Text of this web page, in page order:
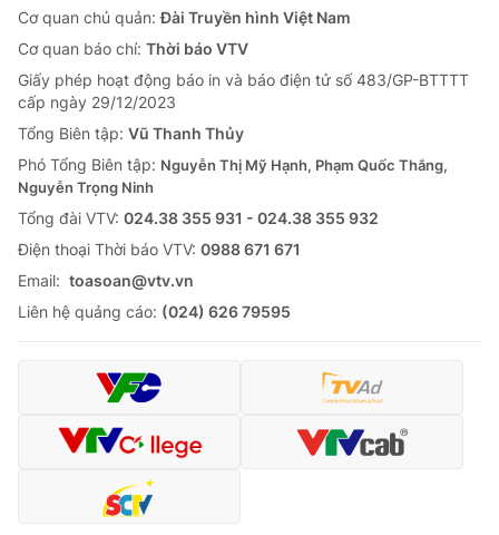
Cơ quan chủ quản:Đài Truyền hình Việt Nam
Cơ quan báo chí: Thời báo VTV
Giấy phép hoạt động báo in và báo điện tử số 483/GP-BTTTT
cấp ngày 29/12/2023
Tổng Biên tập: Vũ Thanh Thủy
Phó Tổng Biên tập: Nguyễn Thị Mỹ Hạnh, Phạm Quốc Thắng,
Nguyễn Trọng Ninh
Tổng đài VTV: 024.38 355 931 - 024.38 355 932
Ðiện thoại Thời báo VTV: 0988 671 671
Email: toasoan@vtv.vn
Liên hệ quảng cáo: (024) 626 79595